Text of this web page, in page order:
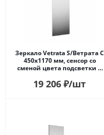
Зеркало Vetrata S/Ветрата С
450х1170 мм, сенсор со
сменой цвета подсветки и
19 206 ₽/шт